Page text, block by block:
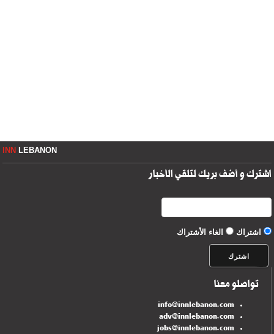
INNLEBANON
اشترك و أضف بريك لتلقي الأخبار
اشتراك الغاء الأشتراك
تواصلو معنا
info@innlebanon.com
adv@innlebanon.com
jobs@innlebanon.com